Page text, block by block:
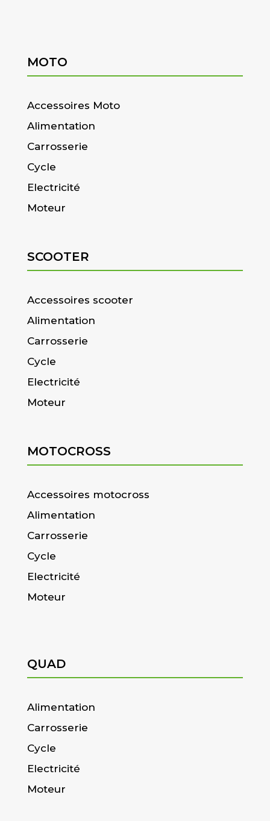
MOTO
Accessoires Moto
Alimentation
Carrosserie
Cycle
Electricité
Moteur
SCOOTER
Accessoires scooter
Alimentation
Carrosserie
Cycle
Electricité
Moteur
MOTOCROSS
Accessoires motocross
Alimentation
Carrosserie
Cycle
Electricité
Moteur
QUAD
Alimentation
Carrosserie
Cycle
Electricité
Moteur